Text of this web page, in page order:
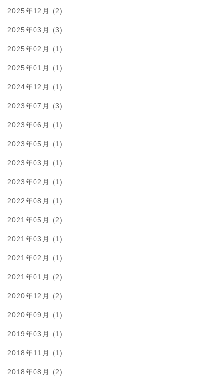
2025年12月 (2)
2025年03月 (3)
2025年02月 (1)
2025年01月 (1)
2024年12月 (1)
2023年07月 (3)
2023年06月 (1)
2023年05月 (1)
2023年03月 (1)
2023年02月 (1)
2022年08月 (1)
2021年05月 (2)
2021年03月 (1)
2021年02月 (1)
2021年01月 (2)
2020年12月 (2)
2020年09月 (1)
2019年03月 (1)
2018年11月 (1)
2018年08月 (2)